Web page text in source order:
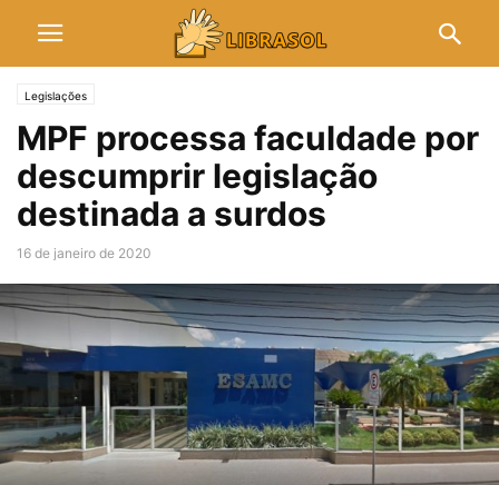
Legislações
MPF processa faculdade por
descumprir legislação
destinada a surdos
16 de janeiro de 2020